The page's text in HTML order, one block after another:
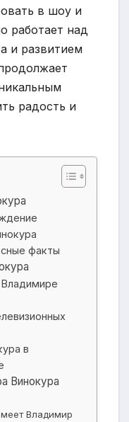
в шоу и
работает над
и развитием
радость и
факты
Владимире
в
Винокура
Владимир